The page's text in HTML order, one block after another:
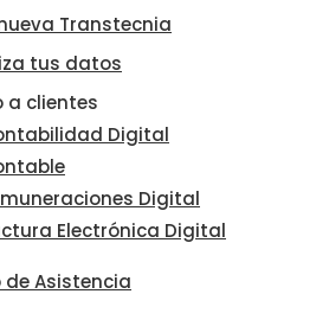
Transtecnia
tus datos
a clientes
Digital
Digital
Electrónica Digital
de Asistencia